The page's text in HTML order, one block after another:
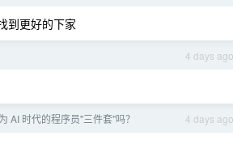
到更好的下家
4 days ago
4 days ago
AI 时代的程序员"三件套"吗？